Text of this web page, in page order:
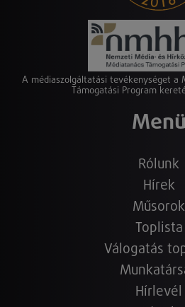
A médiaszolgáltatási tevékenységet a
Támogatási Program
Menü
Rólunk
Hírek
Műsorok
Toplista
Válogatás
Hírlevél